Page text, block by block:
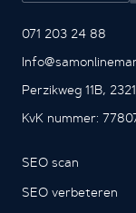
071 203 24 88
Perzikweg 11B,
KvK nummer:
SEO scan
SEO verbeteren